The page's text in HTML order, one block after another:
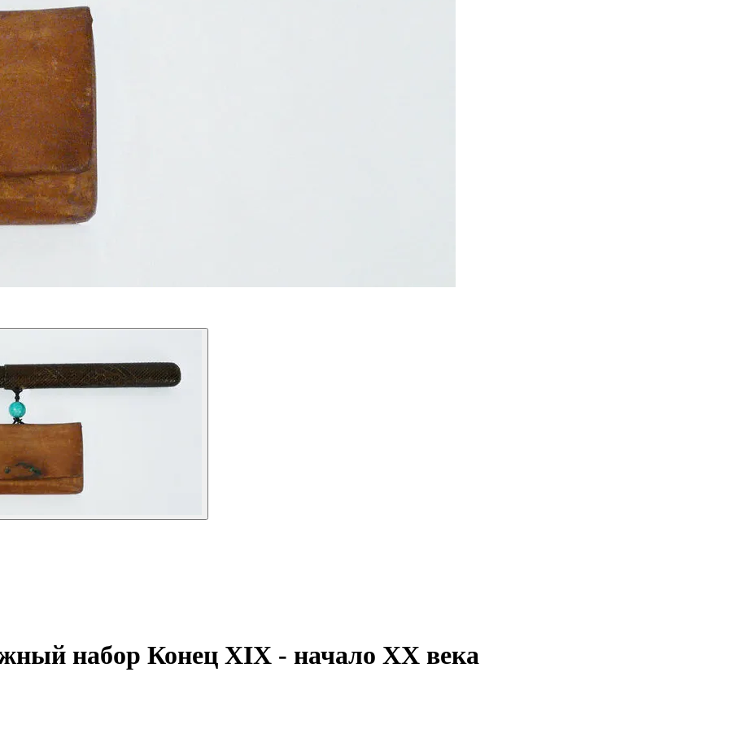
набор Конец XIX - начало ХХ века